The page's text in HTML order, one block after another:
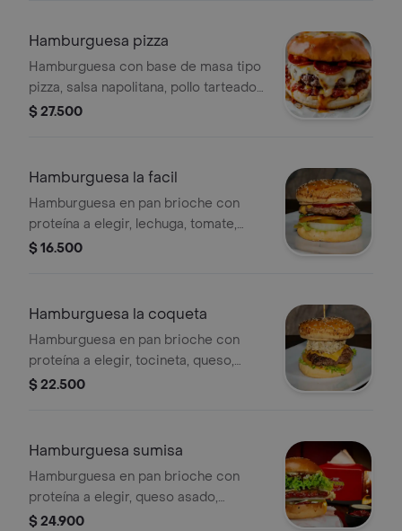
Hamburguesa pizza
Hamburguesa con base de masa tipo
pizza, salsa napolitana, pollo tarteado,
carne de res, queso fundido, tocineta
$ 27.500
Hamburguesa la facil
Hamburguesa en pan brioche con
proteína a elegir, lechuga, tomate,
cebolla y cordones de salsa.
$ 16.500
Hamburguesa la coqueta
Hamburguesa en pan brioche con
proteína a elegir, tocineta, queso,
vegetales frescos y salsas.
$ 22.500
Hamburguesa sumisa
Hamburguesa en pan brioche con
proteína a elegir, queso asado,
bondiola al barril, vegetales frescos y
$ 24.900